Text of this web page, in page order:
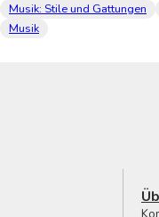
Musik: Stile und Gattungen
Musik